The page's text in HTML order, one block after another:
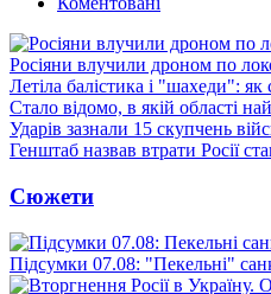
Росіяни влучили дроном по
Летіла балістика і "шахеди":
Стало відомо, в якій області
Ударів зазнали 15 скупчень
Генштаб назвав втрати Росії
Сюжети
Підсумки 07.08: "Пекельні"